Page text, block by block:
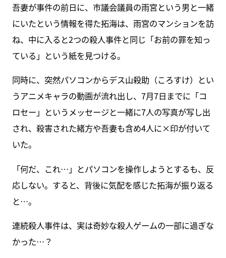
吾妻が事件の前日に、市議会議員の雨宮という男と一緒
にいたという情報を得た拓海は、雨宮のマンションを訪
ね、中に入ると2つの殺人事件と同じ「お前の罪を知っ
ている」という紙を見つける。
同時に、突然パソコンからデス山殺助（ころすけ）とい
うアニメキャラの動画が流れ出し、7月7日までに「コ
ロセー」というメッセージと一緒に7人の写真が写し出
され、殺害された緒方や吾妻も含め4人に×印が付いて
いた。
「何だ、これ…」とパソコンを操作しようとするも、反
応しない。すると、背後に気配を感じた拓海が振り返る
と…。
連続殺人事件は、実は奇妙な殺人ゲームの一部に過ぎな
かった…？